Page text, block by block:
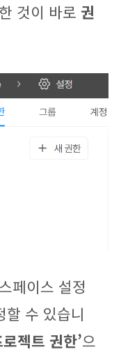
것이 바로 권
페이스 설정
할 수 있습니
로젝트 권한’으